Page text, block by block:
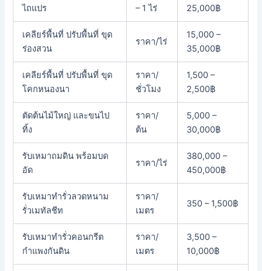
ไถแปร
– 1 ไร่
25,000฿
เคลียร์พื้นที่ ปรับพื้นที่ ขุด
ร่องสวน
ราคา/ไร่
15,000 –
35,000฿
เคลียร์พื้นที่ ปรับพื้นที่ ขุด
โคกหนองนา
ราคา/
ชั่วโมง
1,500 –
2,500฿
ตัดต้นไม้ใหญ่ และขนไป
ทิ้ง
ราคา/
ต้น
5,000 –
30,000฿
รับเหมาถมดิน พร้อมบด
อัด
ราคา/ไร่
380,000 –
450,000฿
รับเหมาทำรั่วลวดหนาม
รั่วเมทัลชีท
ราคา/
เมตร
350 – 1,500฿
รับเหมาทำรั่วคอนกรีต
กำแพงกันดิน
ราคา/
เมตร
3,500 –
10,000฿